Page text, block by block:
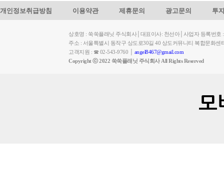
개인정보취급방침 이용약관 제휴문의 광고문의 투
상호명 : 쑥쑥플래닛 주식회사│대표이사: 천선아│사업자 등록번호
주소 : 서울특별시 동작구 상도로30길 40 상도커뮤니티 복합문화
고객지원 : ☎ 02-543-9760 │ angel8467@gmail.com
Copyright ⓒ 2022 쑥쑥플래닛 주식회사 All Rights Reserved
모